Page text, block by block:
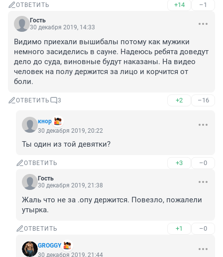
ОТВЕТИТЬ +14 –1
Гость
30 декабря 2019, 14:33
Видимо приехали вышибалы потому как мужики
немного засиделись в сауне. Надеюсь ребята доведут
дело до суда, виновные будут наказаны. На видео
человек на полу держится за лицо и корчится от
боли.
ОТВЕТИТЬ 3 +2 –16
кнор
30 декабря 2019, 20:22
Ты один из той девятки?
ОТВЕТИТЬ +3 –0
Гость
30 декабря 2019, 21:38
Жаль что не за .опу держится. Повезло, пожалели
утырка.
ОТВЕТИТЬ +1 –0
GROGGY
30 декабря 2019, 21:44